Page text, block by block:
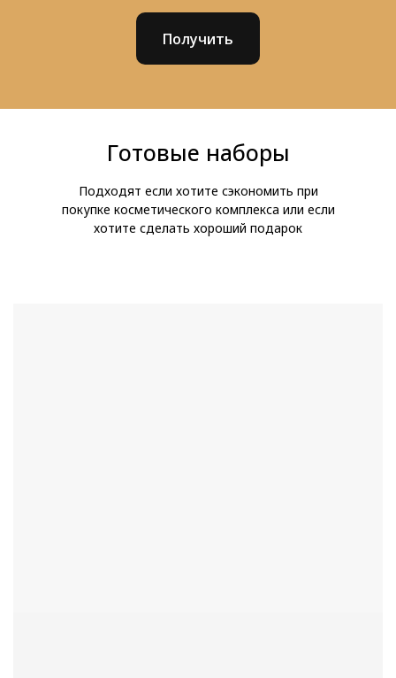
Получить
Готовые наборы
Подходят если хотите сэкономить при
покупке косметического комплекса или если
хотите сделать хороший подарок